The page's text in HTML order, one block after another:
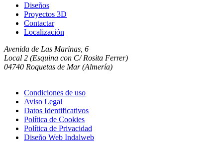
Diseños
Proyectos 3D
Contactar
Localización
Avenida de Las Marinas, 6
Local 2 (Esquina con C/ Rosita Ferrer)
04740 Roquetas de Mar (Almería)
Condiciones de uso
Aviso Legal
Datos Identificativos
Política de Cookies
Política de Privacidad
Diseño Web Indalweb